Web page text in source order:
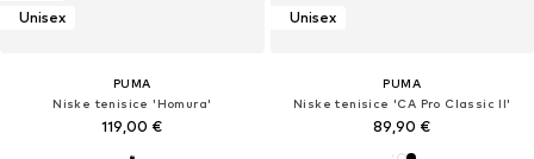
Unisex
PUMA
Niske tenisice 'Homura'
119,00 €
Unisex
PUMA
Niske tenisice 'CA Pro Classic II'
89,90 €